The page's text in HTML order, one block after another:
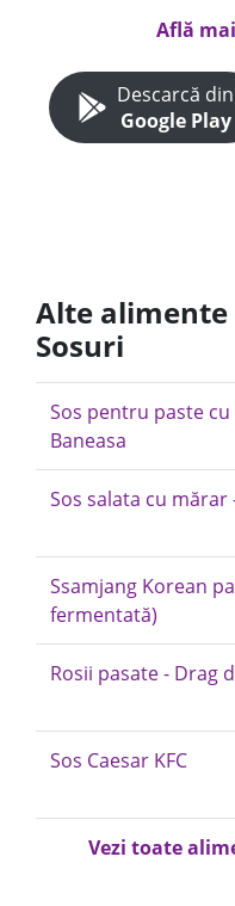
Află
Descarcă din
Google Play
Alte
Sosuri
Sos pentru paste
Baneasa
Sos salata cu mărar
Ssamjang Korean
fermentată)
Rosii pasate - Drag
Sos Caesar KFC
Vezi toate